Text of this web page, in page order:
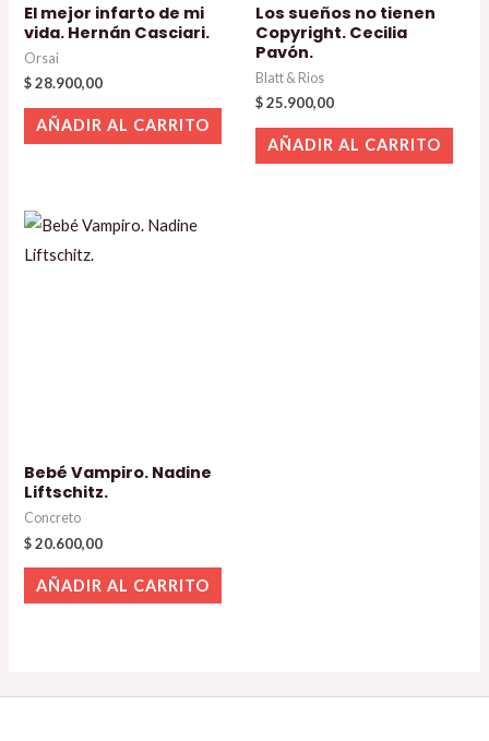
El mejor infarto de mi
vida. Hernán Casciari.
Orsai
$28.900,00
AÑADIR AL CARRITO
Los sueños no tienen
Copyright. Cecilia
Pavón.
Blatt & Rios
$25.900,00
AÑADIR AL CARRITO
Bebé Vampiro. Nadine
Liftschitz.
Concreto
$20.600,00
AÑADIR AL CARRITO